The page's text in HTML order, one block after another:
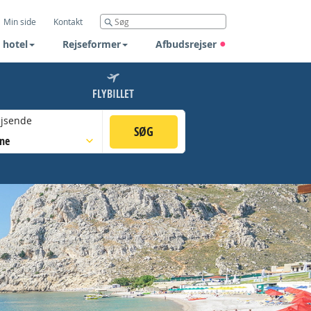
Min side Kontakt
hotel Rejseformer Afbudsrejser
FLYBILLET
SØG